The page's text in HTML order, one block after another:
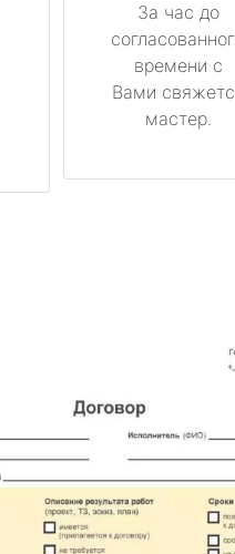
За час до
времени с
Вами
мастер.